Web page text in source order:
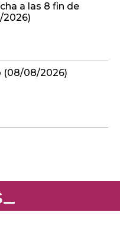
a las 8 fin de
(08/08/2026)